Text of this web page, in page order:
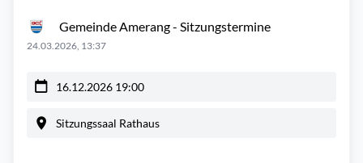
Gemeinde Amerang - Sitzungstermine
24.03.2026, 13:37
16.12.2026 19:00
Sitzungssaal Rathaus